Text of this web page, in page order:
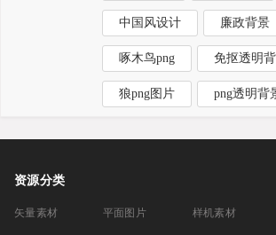
中国风设计 廉政背景
啄木鸟png 免抠透明
狼png图片 png透明背
资源分类
矢量素材 平面图片 样机素材